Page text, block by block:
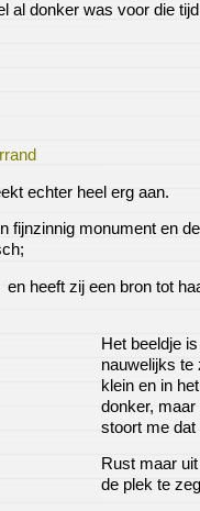
al donker was voor die
echter heel erg aan.
fijnzinnig monument en
heeft zij een bron tot
Het beeldje is
nauwelijks te
klein en in het
donker, maar
stoort me dat
Rust maar
de plek te